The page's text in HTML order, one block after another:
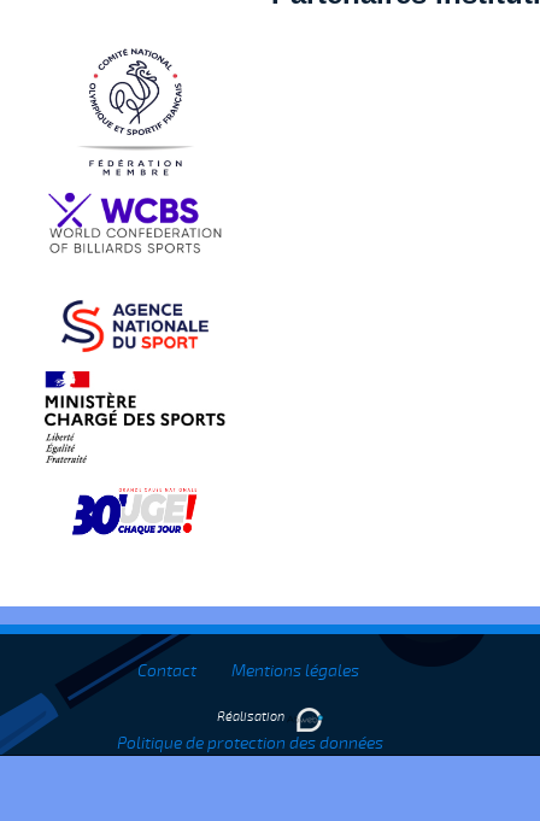
Contact Mentions légales
Politique de protection des données
Réalisation